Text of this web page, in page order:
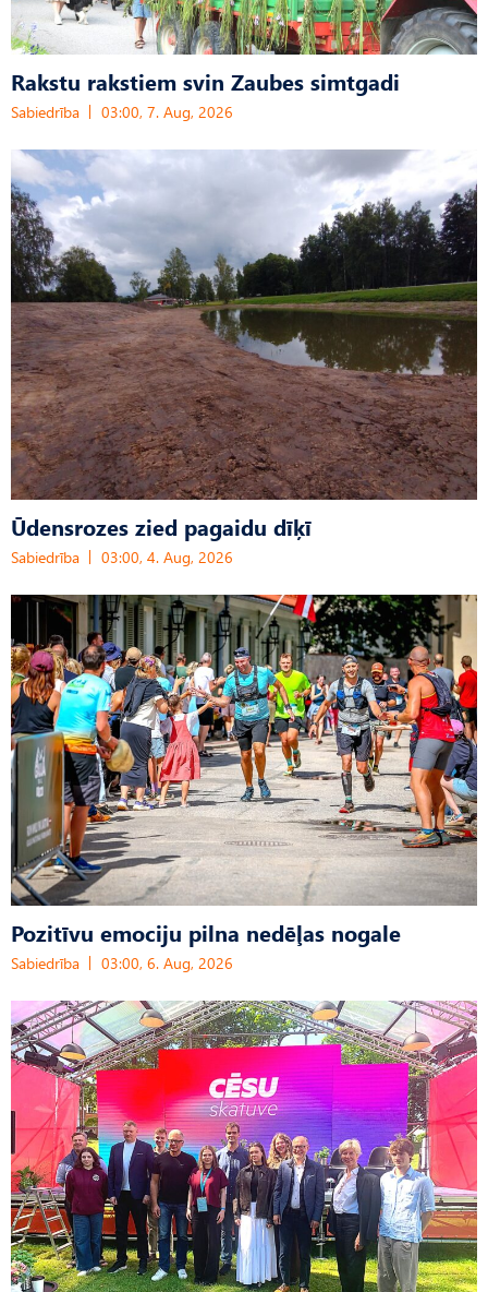
Rakstu rakstiem svin Zaubes simtgadi
Sabiedrība 03:00, 7. Aug, 2026
Ūdensrozes zied pagaidu dīķī
Sabiedrība 03:00, 4. Aug, 2026
Pozitīvu emociju pilna nedēļas nogale
Sabiedrība 03:00, 6. Aug, 2026